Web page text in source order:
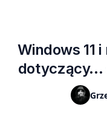
Windows 11
dotyczący…
Poprawka